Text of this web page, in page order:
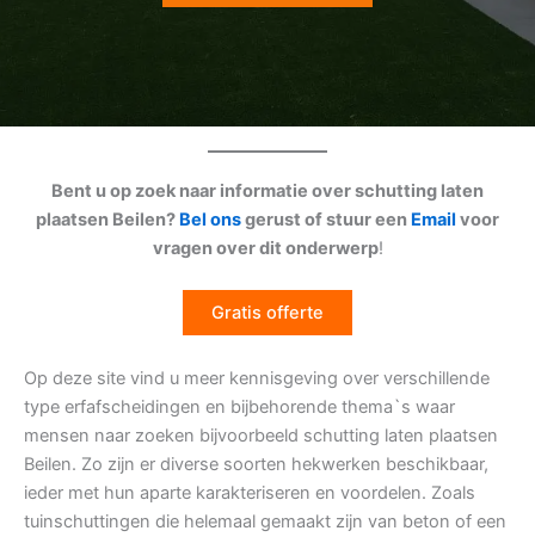
Bent u op zoek naar informatie over schutting laten
plaatsen Beilen? Bel onsgerust of stuur een Email voor
vragen over dit onderwerp!
Gratis offerte
Op deze site vind u meer kennisgeving over verschillende
type erfafscheidingen en bijbehorende thema`s waar
mensen naar zoeken bijvoorbeeld schutting laten plaatsen
Beilen. Zo zijn er diverse soorten hekwerken beschikbaar,
ieder met hun aparte karakteriseren en voordelen. Zoals
tuinschuttingen die helemaal gemaakt zijn van beton of een